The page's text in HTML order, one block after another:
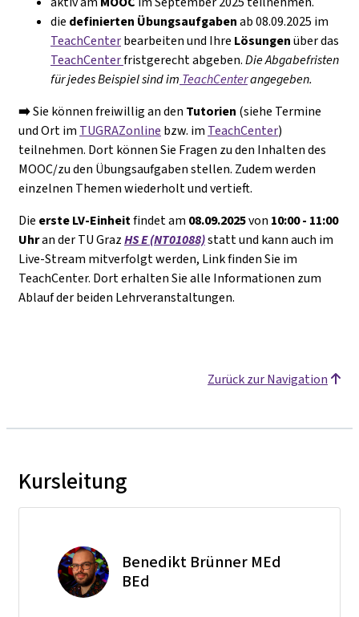
die definierten Übungsaufgabenab 08.09.2025 im
TeachCenterbearbeiten und Ihre Lösungenüber das
TeachCenterfristgerecht abgeben.Die Abgabefristen
für jedes Beispiel sind im TeachCenterangegeben.
➡️Sie können freiwillig an den Tutorien (siehe Termine
und Ort im TUGRAZonline bzw. im TeachCenter)
teilnehmen. Dort können Sie Fragen zu den Inhalten des
MOOC/zu den Übungsaufgaben stellen. Zudem werden
einzelnen Themen wiederholt und vertieft.
Die erste LV-Einheitfindet am 08.09.2025von 10:00 - 11:00
Uhran der TU GrazHS E (NT01088)statt und kann auch im
Live-Stream mitverfolgt werden, Link finden Sie im
TeachCenter. Dort erhalten Sie alle Informationen zum
Ablauf der beiden Lehrveranstaltungen.
Zurück zur Navigation
Kursleitung
Benedikt Brünner MEd
BEd